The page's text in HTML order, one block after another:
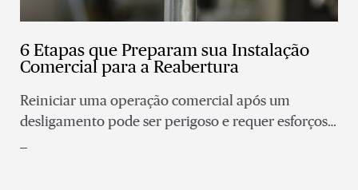
6 Etapas que Preparam sua Instalação
Comercial para a Reabertura
Reiniciar uma operação comercial após um
desligamento pode ser perigoso e requer esforços